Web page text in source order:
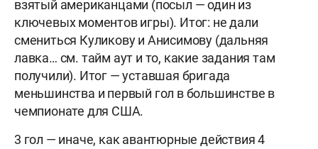
взятый американцами (посыл — один из
ключевых моментов игры). Итог: не дали
смениться Куликову и Анисимову (дальняя
лавка… см. тайм аут и то, какие задания там
получили). Итог — уставшая бригада
меньшинства и первый гол в большинстве в
чемпионате для США.
3 гол — иначе, как авантюрные действия 4